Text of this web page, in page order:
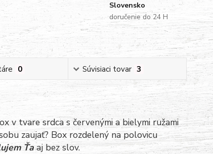
Slovensko
doručenie do 24 H
0 Súvisiaci tovar 3
v tvare srdca s červenými a bielymi ružami
zaujať? Box rozdelený na polovicu
Ťaaj bez slov.